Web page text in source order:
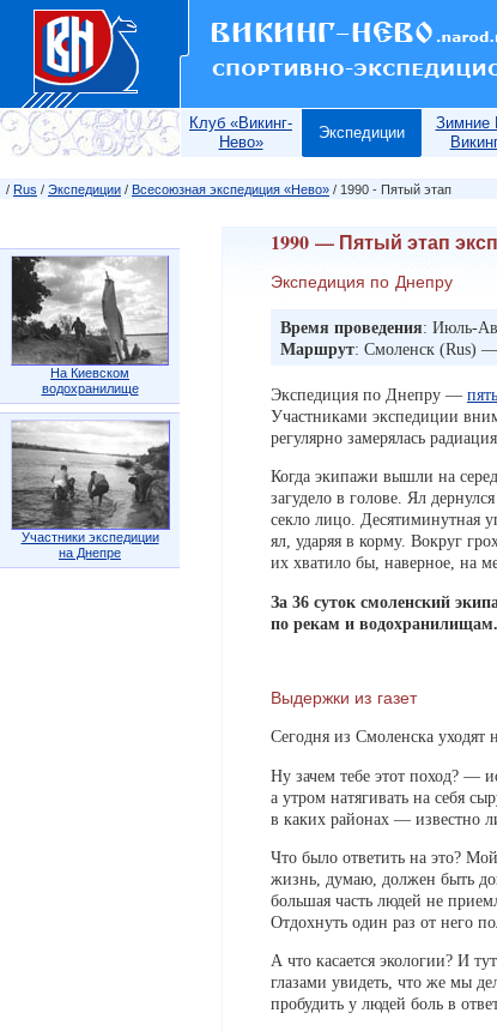
Клуб «Викинг-
Нево»
Экспедиции
Зимние
/ Rus / Экспедиции / Всесоюзная экспедиция «Нево» / 1990 - Пятый этап
1990 — Пятый этап
Экспедиция по Днепру
Время проведения: Июль-
Маршрут: Смоленск (Rus)
Экспедиция по Днепру —
Участниками экспедиции
регулярно замерялась
Когда экипажи вышли на
загудело в голове. Ял
секло лицо. Десятиминутная
ял, ударяя в корму. Вокруг
их хватило бы, наверное, на
За 36 суток смоленский
по рекам и водохранилищам.
Выдержки из газет
Сегодня из Смоленска уходят
Ну зачем тебе этот поход? —
а утром натягивать на себя
в каких районах — известно
Что было ответить на это?
жизнь, думаю, должен быть
большая часть людей не
Отдохнуть один раз от него
А что касается экологии? И
глазами увидеть, что же мы
пробудить у людей боль в
На Киевском
водохранилище
Участники экспедиции
на Днепре